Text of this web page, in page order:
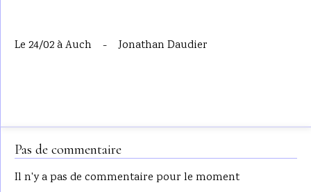
Le 24/02 à Auch - Jonathan Daudier
Pas de commentaire
Il n'y a pas de commentaire pour le moment